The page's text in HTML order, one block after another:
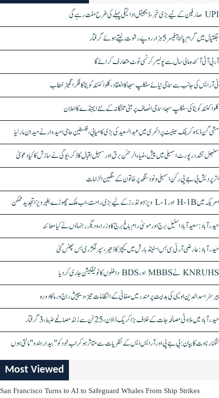
UPI صارفین کے لیے بڑی خبر، ڈیجیٹل ادائیگی پہلے کی طرح مفت رہے گی
جگتیال میں گرام پالنا آفیسر 5 ہزار روپے رشوت لیتے ہوئے گرفتار
آر بی آئی آئندہ مالی سال سے پولیمر کرنسی نوٹ متعارف کرائے گا
ٹی آر ایس کی جانب سے سماجی نیائے سنکلپ سبھا کا انعقاد، کلواکنٹلہ کویتا کا فکر انگیز خطاب
کلواکنٹلہ کویتا کی سنکلپ سبھا، سماجی انصاف پر مبنی تلنگانہ کے نئے ایجنڈے کا اعلان
مشی گن ڈیموکریٹک سینیٹ پرائمری میں عبدالسعید کی بڑی کامیابی، فلسطین حامی امیدوار نے میدان مار لیا
سنبھل تشدد رپورٹ اسمبلی میں پیش، ضیاء الرحمٰن برق اور سہیل اقبال کا ذکر، یوگی نے سازش کا کیا دعویٰ
اتر پردیش بی جے پی رکن اسمبلی ونود سنگھ پر خاتون کے سنگین الزامات
امریکہ میں H-1B اور L-1 ویزا ہولڈرز کے لیے بڑی راحت، اب ملک چھوڑے بغیر ویزا تجدید ممکن
حیدرآباد: سعیدآباد اسٹیل برج اور موسیٰ رام باغ برج کا وزراء و دیگر رہنماؤں نے کیا معائنہ
حیدرآباد: عارضی آر ٹی سی بس اسٹینڈ بارش میں کیچڑ کا ڈھیر، سپر لگژری بس پھنس گئی
KNRUHS نے MBBS اور BDS داخلوں کا نوٹیفکیشن جاری کر دیا
بیرسٹر اسدالدین اویسی کی ہدایت پر مندر میں صفائی کے انتظامات تیز، دیپیش راج ورما کا دورہ
حیدرآباد میں ملاوٹی مصالحہ جات کے خلاف بڑا کریک ڈاؤن، 25 ٹن سے زائد مصالحے ضبط، 3 گرفتار
کنگنا رناوت کا بیان: بی جے پی اور آر ایس ایس کے نظریات سے متاثر ہو کر اب خود کو "بیدار ہندو" مانتی ہوں
Most Viewed
San Francisco Turns to AI to Safeguard Whales From Ship Strikes